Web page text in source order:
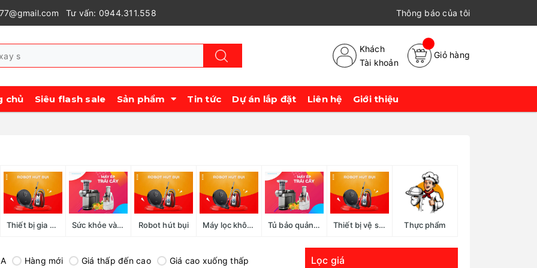
Tư vấn: 0944.311.558 Thông báo của tôi
Khách
Tài khoản
Giỏ hàng
chủ Siêu flash sale Sản phẩm Tin tức Dự án lắp đặt Liên hệ Giới thiệu
Thiết bị gia đình Sức khỏe và làm đẹp Robot hút bụi Máy lọc không khí, tạo ẩm, hút ẩm Tủ bảo quản rượu, cigar Thiết bị vệ sinh Thực phẩm
Hàng mới Giá thấp đến cao Giá cao xuống thấp Lọc giá